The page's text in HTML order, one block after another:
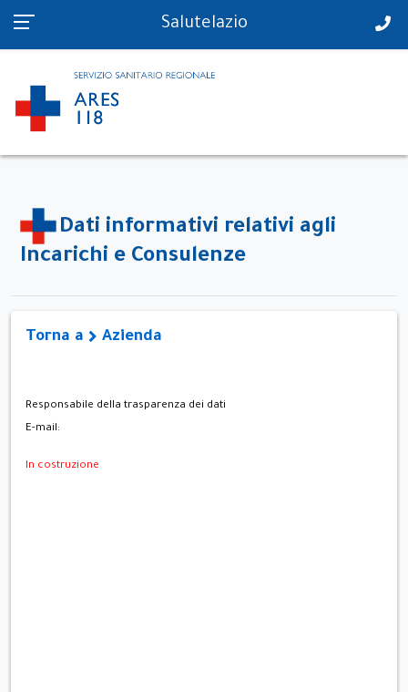
PS in tempo reale Salutelazio
Dati informativi relativi agli
Incarichi e Consulenze
Torna a Azienda
Responsabile della trasparenza dei dati
E-mail:
In costruzione